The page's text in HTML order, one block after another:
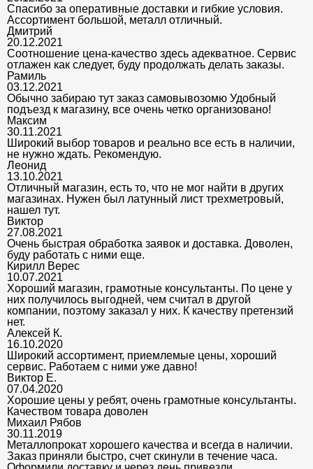
Спасибо за оперативные доставки и гибкие условия.
Ассортимент большой, металл отличный.
Дмитрий
20.12.2021
Соотношение цена-качество здесь адекватное. Сервис
отлажен как следует, буду продолжать делать заказы.
Рамиль
03.12.2021
Обычно забираю тут заказ самовывозомю Удобный
подъезд к магазину, все очень четко организовано!
Максим
30.11.2021
Широкий выбор товаров и реально все есть в наличии,
не нужно ждать. Рекомендую.
Леонид
13.10.2021
Отличный магазин, есть то, что не мог найти в других
магазинах. Нужен был латунный лист трехметровый,
нашел тут.
Виктор
27.08.2021
Очень быстрая обработка заявок и доставка. Доволен,
буду работать с ними еще.
Кирилл Верес
10.07.2021
Хороший магазин, грамотные консультанты. По цене у
них получилось выгодней, чем считал в другой
компании, поэтому заказал у них. К качеству претензий
нет.
Алексей К.
16.10.2020
Широкий ассортимент, приемлемые цены, хороший
сервис. Работаем с ними уже давно!
Виктор Е.
07.04.2020
Хорошие цены у ребят, очень грамотные консультанты.
Качеством товара доволен
Михаил Рябов
30.11.2019
Металлопрокат хорошего качества и всегда в наличии.
Заказ приняли быстро, счет скинули в течение часа.